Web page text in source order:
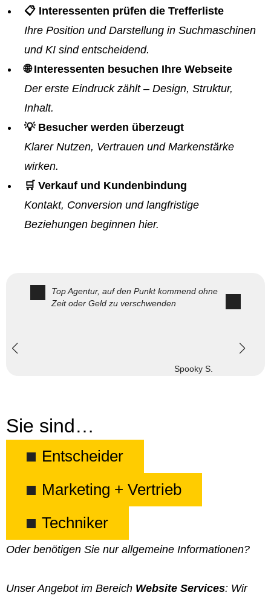
📋 Interessenten prüfen die Trefferliste
Ihre Position und Darstellung in Suchmaschinen
und KI sind entscheidend.
🌐 Interessenten besuchen Ihre Webseite
Der erste Eindruck zählt – Design, Struktur,
Inhalt.
💡 Besucher werden überzeugt
Klarer Nutzen, Vertrauen und Markenstärke
wirken.
🛒 Verkauf und Kundenbindung
Kontakt, Conversion und langfristige
Beziehungen beginnen hier.
Top Agentur, auf den Punkt kommend ohne
Zeit oder Geld zu verschwenden
Spooky S.
Sie sind…
Entscheider
Marketing + Vertrieb
Techniker
Oder benötigen Sie nur allgemeine Informationen?
Unser Angebot im Bereich Website Services: Wir